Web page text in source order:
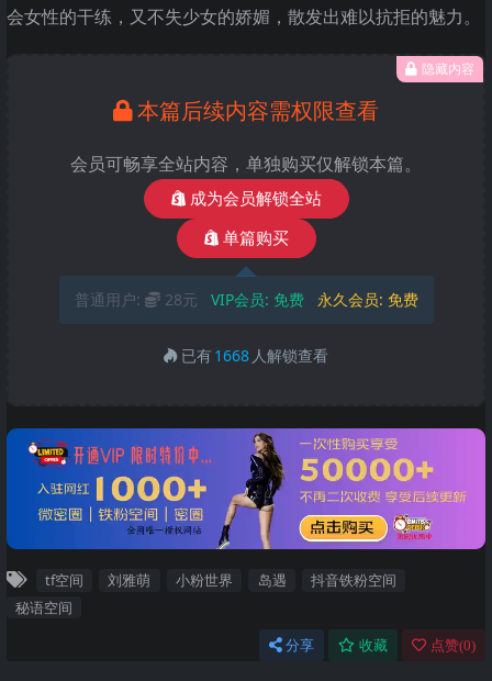
会女性的干练，又不失少女的娇媚，散发出难以抗拒的魅力。
隐藏内容
本篇后续内容需权限查看
会员可畅享全站内容，单独购买仅解锁本篇。
成为会员解锁全站
单篇购买
普通用户: 28元 VIP会员: 免费 永久会员: 免费
已有1668 人解锁查看
tf空间 刘雅萌 小粉世界 岛遇
抖音铁粉空间
秘语空间
分享 收藏 点赞(0)